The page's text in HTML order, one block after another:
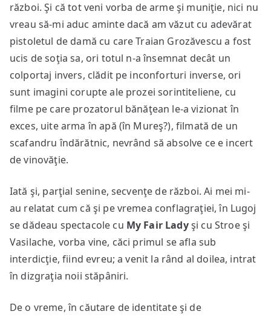
război. Şi că tot veni vorba de arme şi muniţie, nici nu
vreau să-mi aduc aminte dacă am văzut cu adevărat
pistoletul de damă cu care Traian Grozăvescu a fost
ucis de soţia sa, ori totul n-a însemnat decât un
colportaj invers, clădit pe inconforturi inverse, ori
sunt imagini corupte ale prozei sorintiteliene, cu
filme pe care prozatorul bănăţean le-a vizionat în
exces, uite arma în apă (în Mureş?), filmată de un
scafandru îndărătnic, nevrând să absolve ce e incert
de vinovăţie.
Iată şi, parţial senine, secvenţe de război. Ai mei mi-
au relatat cum că şi pe vremea conflagraţiei, în Lugoj
se dădeau spectacole cu My Fair Ladyşi cu Stroe şi
Vasilache, vorba vine, căci primul se afla sub
interdicţie, fiind evreu; a venit la rând al doilea, intrat
în dizgraţia noii stăpâniri.
De o vreme, în căutare de identitate şi de